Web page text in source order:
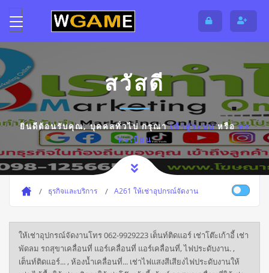
สวัสดี
ยินดีต้อนรับคุณ,บุคคลทั่วไปกรุณาเข้าสู่ระบบหรือลง
ทะเบียน
ธุรกิจและบริการ A261 ให้เช่าอุปกรณ์จัดงาน
ให้เช่าอุปกรณ์จัดงานโทร 062-9929223 เต็นท์ติดแอร์ เช่าโต๊ะเก้าอี้ เช่า
พัดลม รถสุขาเคลื่อนที่ แอร์เคลื่อนที่ แอร์เคลื่อนที่, ไฟประดับงาน. ,
เต็นท์ติดแอร์... , ห้องน้ำเคลื่อนที่... เช่าไฟแสงสีเสียงไฟประดับงานให้